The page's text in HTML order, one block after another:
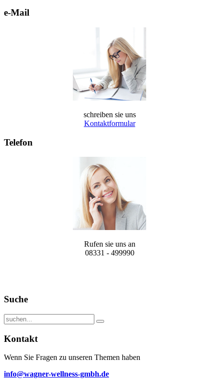
e-Mail
schreiben sie uns
Kontaktformular
Telefon
Rufen sie uns an
08331 - 499990
Suche
Kontakt
Wenn Sie Fragen zu unseren Themen haben
info@wagner-wellness-gmbh.de